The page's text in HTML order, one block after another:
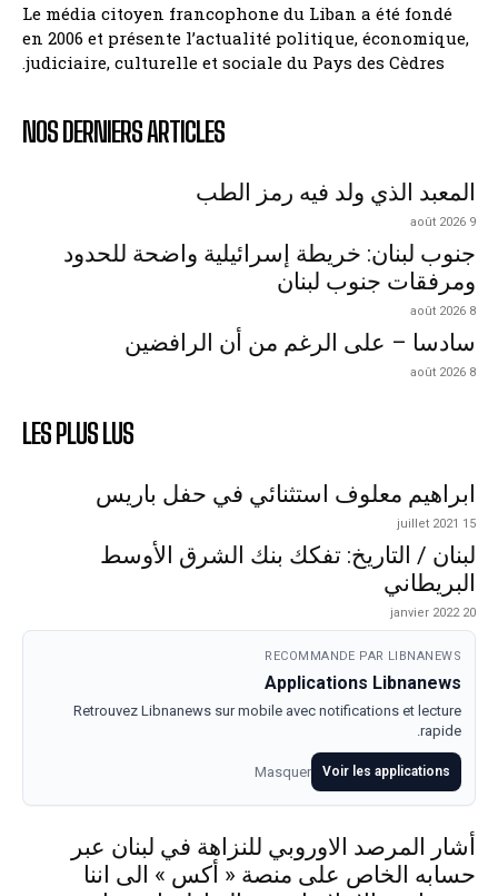
Le média citoyen francophone du Liban a été fondé
en 2006 et présente l’actualité politique, économique,
judiciaire, culturelle et sociale du Pays des Cèdres.
NOS DERNIERS ARTICLES
المعبد الذي ولد فيه رمز الطب
9 août 2026
جنوب لبنان: خريطة إسرائيلية واضحة للحدود
ومرفقات جنوب لبنان
8 août 2026
سادسا – على الرغم من أن الرافضين
8 août 2026
LES PLUS LUS
ابراهيم معلوف استثنائي في حفل باريس
15 juillet 2021
لبنان / التاريخ: تفكك بنك الشرق الأوسط
البريطاني
20 janvier 2022
RECOMMANDE PAR LIBNANEWS
Applications Libnanews
Retrouvez Libnanews sur mobile avec notifications et lecture
rapide.
Voir les applications
Masquer
أشار المرصد الاوروبي للنزاهة في لبنان عبر
حسابه الخاص على منصة « أكس » الى اننا